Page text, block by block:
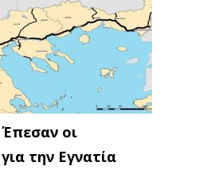
οι
την Εγνατία